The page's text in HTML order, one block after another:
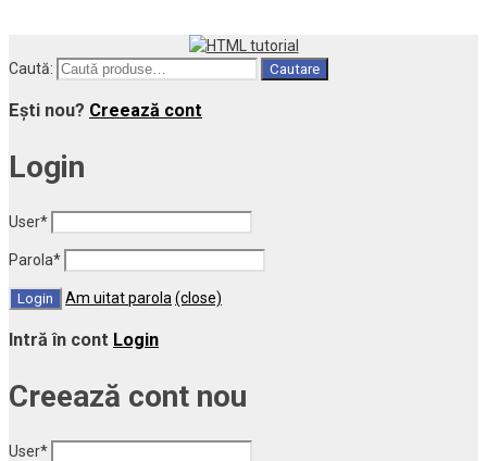
Caută: Cautare
Ești nou? Creează cont
Login
User*
Parola*
Am uitat parola (close)
Intră în cont Login
Creează cont nou
User*